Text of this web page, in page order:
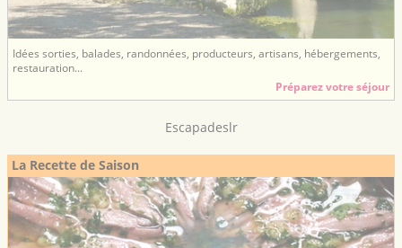
Idées sorties, balades, randonnées, producteurs, artisans, hébergements,
restauration...
Préparez votre séjour
Escapadeslr
La Recette de Saison